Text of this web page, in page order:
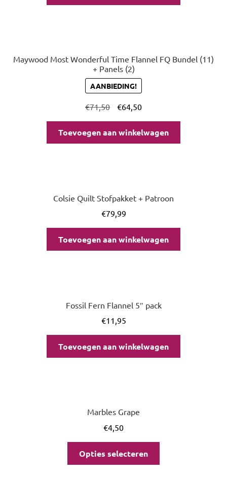
Maywood Most Wonderful Time Flannel FQ Bundel (11)
+ Panels (2)
AANBIEDING!
€71,50 €64,50
Toevoegen aan winkelwagen
Colsie Quilt Stofpakket + Patroon
€79,99
Toevoegen aan winkelwagen
Fossil Fern Flannel 5″ pack
€11,95
Toevoegen aan winkelwagen
Marbles Grape
€4,50
Opties selecteren